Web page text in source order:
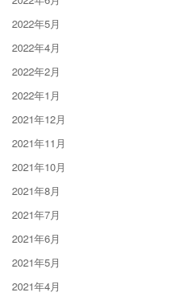
2022年5月
2022年4月
2022年2月
2022年1月
2021年12月
2021年11月
2021年10月
2021年8月
2021年7月
2021年6月
2021年5月
2021年4月